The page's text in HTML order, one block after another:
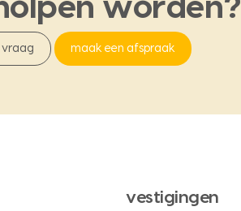
worden?
vraag maak een afspraak
vestigingen